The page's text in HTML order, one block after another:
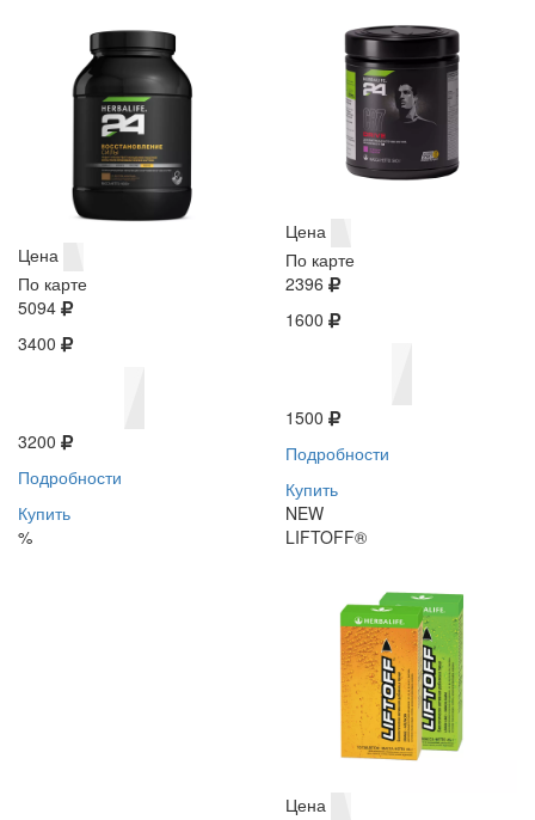
Цена
По карте
5094
3400
3200
Подробности
Купить
%
Цена
По карте
2396
1600
1500
Подробности
Купить
NEW
LIFTOFF®
Цена